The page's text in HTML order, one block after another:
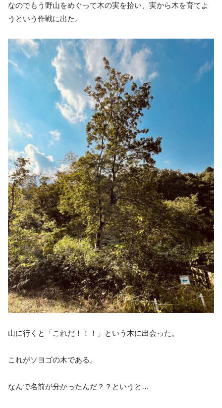
なのでもう野山をめぐって木の実を拾い、実から木を育てよ
うという作戦に出た。
山に行くと「これだ！！！」という木に出会った。
これがソヨゴの木である。
なんで名前が分かったんだ？？というと…